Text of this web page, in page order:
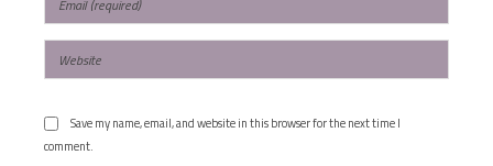
Save my name, email, and website in this browser for the next time I
comment.